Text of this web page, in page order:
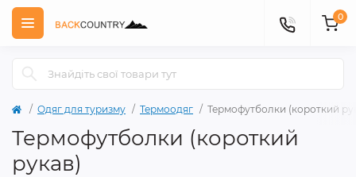
0
Одяг для туризму Термоодяг Термофутболки (короткий
Термофутболки (короткий
рукав)